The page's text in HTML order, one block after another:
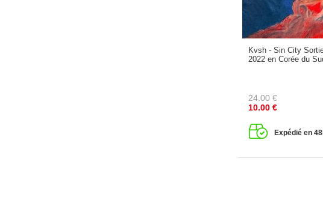
Kvsh - Sin City
2022 en Corée du
24.00 €
10.00 €
Expédié en